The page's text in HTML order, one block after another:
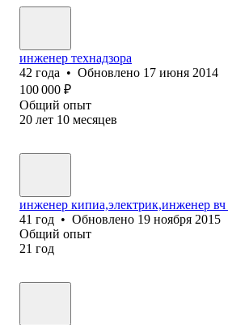
инженер технадзора
42 года • Обновлено 17 июня 2014
100 000 ₽
Общий опыт
20 лет 10 месяцев
инженер кипиа,электрик,инженер вч
41 год • Обновлено 19 ноября 2015
Общий опыт
21 год